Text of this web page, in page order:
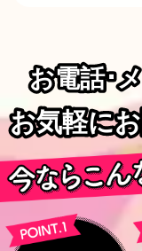
お電話･
お電話･
お気軽に
お気軽に